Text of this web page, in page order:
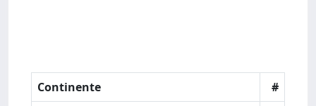
Continente #